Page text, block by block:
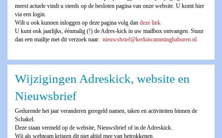
meest actuele vindt u steeds op de besloten pagina van onze website. U komt hier
via een login.
Wilt u ook kunnen inloggen op deze pagina volg dan deze link
U kunt ook jaarlijks, éénmalig (!) de Adres-kick in uw mailbox ontvangen. Stuur
dan een mailtje met dit verzoek naar: nieuwsbrief@kerkincamminghaburen.nl
Wijzigingen Adreskick, website en
Nieuwsbrief
Gedurende het jaar veranderen geregeld namen, taken en activiteiten binnen de
Schakel.
Deze staan vermeld op de website, Nieuwsbrief of in de Adreskick.
Wij als webteam krijgen dit niet altijd mee van betrokkenen.